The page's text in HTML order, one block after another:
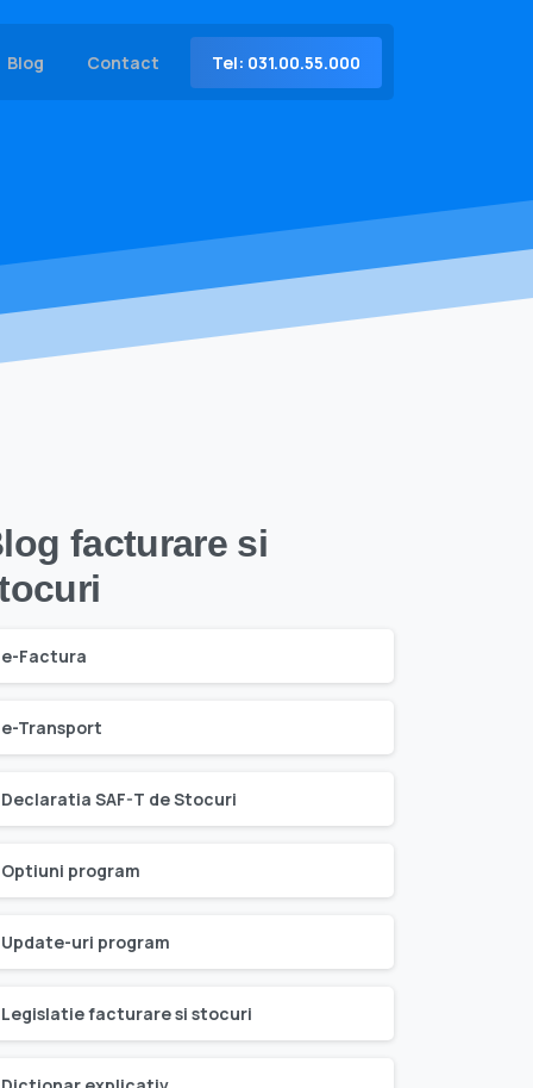
Blog Contact Tel: 031.00.55.000
facturare si
e-Factura
e-Transport
Declaratia SAF-T de Stocuri
Optiuni program
Update-uri program
Legislatie facturare si stocuri